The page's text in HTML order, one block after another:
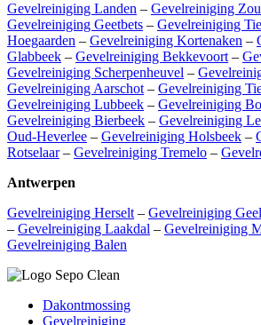
Gevelreiniging Landen – Gevelreiniging
Gevelreiniging Geetbets – Gevelreiniging
Hoegaarden – Gevelreiniging Kortenaken –
Glabbeek – Gevelreiniging Bekkevoort –
Gevelreiniging Scherpenheuvel –
Gevelreiniging Aarschot – Gevelreiniging
Gevelreiniging Lubbeek – Gevelreiniging
Gevelreiniging Bierbeek – Gevelreiniging
Oud-Heverlee – Gevelreiniging Holsbeek –
Rotselaar– Gevelreiniging Tremelo –
Antwerpen
Gevelreiniging Herselt – Gevelreiniging Geel
– Gevelreiniging Laakdal – Gevelreiniging
Gevelreiniging Balen
Dakontmossing
Gevelreiniging